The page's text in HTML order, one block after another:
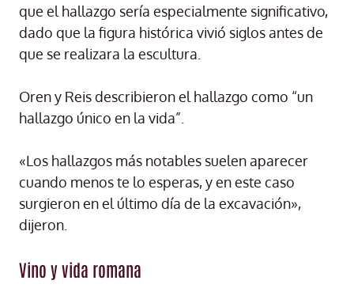
que el hallazgo sería especialmente significativo,
dado que la figura histórica vivió siglos antes de
que se realizara la escultura.
Oren y Reis describieron el hallazgo como “un
hallazgo único en la vida”.
«Los hallazgos más notables suelen aparecer
cuando menos te lo esperas, y en este caso
surgieron en el último día de la excavación»,
dijeron.
Vino y vida romana